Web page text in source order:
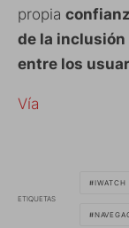
propia
de la
entre los
Vía
ETIQUETAS
IWATCH